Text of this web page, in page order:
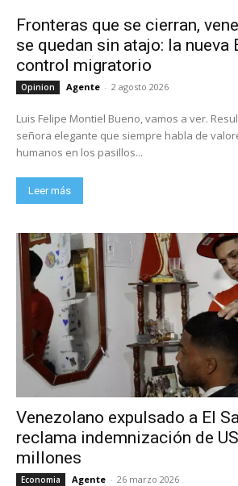
Fronteras que se cierran,
se quedan sin atajo: la nueva
control migratorio
Opinion Agente - 2 agosto 2026
Luis Felipe Montiel Bueno, vamos a ver. Resulta que Europa, esa
señora elegante que siempre habla de
humanos en los pasillos...
Leer más
Venezolano expulsado a El
reclama indemnización de
millones
Economia Agente - 26 marzo 2026